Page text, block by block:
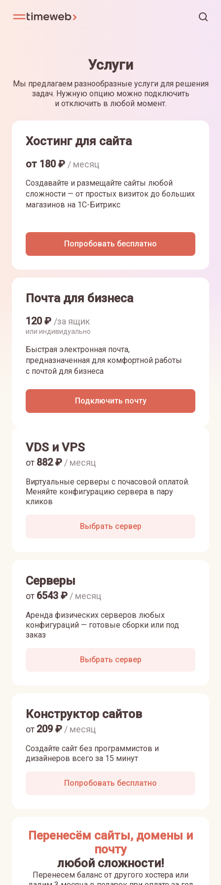
Услуги
Мы предлагаем разнообразные услуги для решения
задач. Нужную опцию можно подключить
и отключить в любой момент.
Хостинг для сайта
от 180₽ / месяц
Создавайте и размещайте сайты любой
сложности — от простых визиток до больших
магазинов на 1С-Битрикс
Попробовать бесплатно
Почта для бизнеса
120₽ /за ящик
или индивидуально
Быстрая электронная почта,
предназначенная для комфортной работы
с почтой для бизнеса
Подключить почту
VDS и VPS
Виртуальные серверы с почасовой оплатой.
Меняйте конфигурацию сервера в пару
кликов
от 882₽ / месяц
Выбрать сервер
Серверы
Аренда физических серверов любых
конфигураций — готовые сборки или под
заказ
от 6543 ₽ / месяц
Выбрать сервер
Конструктор сайтов
Создайте сайт без программистов и
дизайнеров всего за 15 минут
от 209₽ / месяц
Попробовать бесплатно
Перенесём сайты, домены и
почту
любой сложности!
Перенесем баланс от другого хостера или